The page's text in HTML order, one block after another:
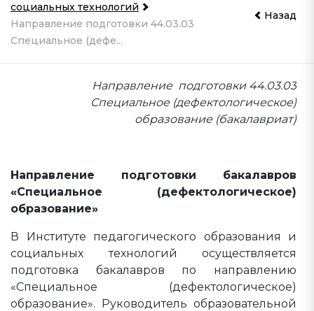
социальных технологий
Направление подготовки 44.03.03
Специальное (дефе...
Назад
Направление подготовки 44.03.03
Специальное (дефектологическое)
образование (бакалавриат)
Направление подготовки бакалавров
«Специальное (дефектологическое)
образование»
В Институте педагогического образования и
социальных технологий осуществляется
подготовка бакалавров по направлению
«Специальное (дефектологическое)
образование». Руководитель образовательной